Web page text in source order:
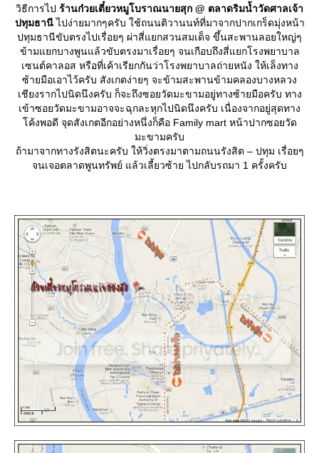
วิธีการไป ร้านก๋วยเตี๋ยวหมูโบราณนายสุก @ ตลาดริมน้ำวัดศาลเจ้า
ปทุมธานีไปง่ายมากๆครับ ใช้ถนนติวานนท์ที่มาจากปากเกร็ดมุ่งหน้า
ปทุมธานีขับตรงไปเรื่อยๆ ผ่าสี่แยกสวนสมเด็จ ขึ้นสะพานลอยใหญ่ๆ
ข้ามแยกบางพูนแล้วขับตรงมาเรื่อยๆ จนเกือบถึงสี่แยกโรงพยาบาล
เซนต์คาลอส หรือที่เค้าเรียกกันว่าโรงพยาบาลถ่ายหนัง ให้เล็งทาง
ซ้ายมือเอาไว้ครับ สังเกตง่ายๆ จะข้ามสะพานข้ามคลองบางหลวง
เชียงรากไปนิดนึงครับ ก็จะถึงซอยวัดมะขามอยู่ทางซ้ายมือครับ ทาง
เข้าซอยวัดมะขามอาจจะฉุกละหุกไปนิดนึงครับ เนื่องจากอยู่สุดทาง
ค้งพอดี จุดสังเกตอีกอย่างหนึ่งก็คือ Family mart หน้าปากซอยวัด
มะขามครับ
ถ้ามาจากทางรังสิตนะครับ ให้วิ่งตรงมาตามถนนรังสิต – ปทุม เรื่อยๆ
จนเจอตลาดพูนทรัพย์ แล้วเลี้ยวซ้าย ไปกลับรถมา 1 ครั้งครับ